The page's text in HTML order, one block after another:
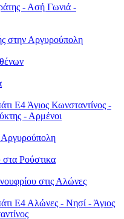
- Ασή Γωνιά -
στην Αργυρούπολη
Ε4 Άγιος Κωνσταντίνος -
- Αρμένοι
Αργυρούπολη
Ρούστικα
στις Αλώνες
Ε4 Αλώνες - Νησί - Άγιος